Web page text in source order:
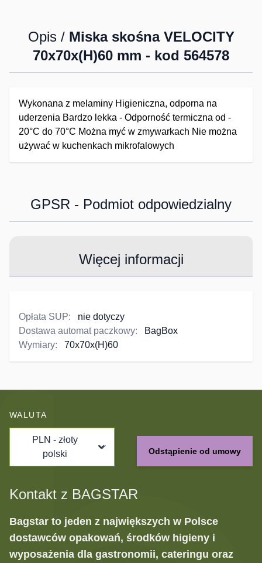
Opis / Miska skośna VELOCITY
70x70x(H)60 mm - kod 564578
Wykonana z melaminy Higieniczna, odporna na
uderzenia Bardzo lekka - Odporność termiczna od -
20°C do 70°C Można myć w zmywarkach Nie można
używać w kuchenkach mikrofalowych
Więcej informacji
GPSR - Podmiot odpowiedzialny
Opłata SUP:
nie dotyczy
Dostawa automat paczkowy:
BagBox
Wymiary:
70x70x(H)60
WALUTA
PLN - złoty
polski
Odstąpienie od umowy
Kontakt z BAGSTAR
Bagstar to jeden z największych w Polsce
dostawców opakowań, środków higieny i
wyposażenia dla gastronomii, cateringu oraz